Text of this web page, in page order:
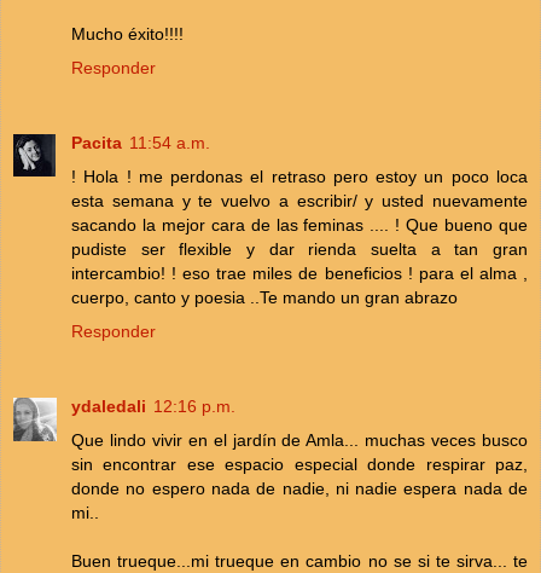
Mucho éxito!!!!
Responder
Pacita 11:54 a.m.
! Hola ! me perdonas el retraso pero estoy un poco loca
esta semana y te vuelvo a escribir/ y usted nuevamente
sacando la mejor cara de las feminas .... ! Que bueno que
pudiste ser flexible y dar rienda suelta a tan gran
intercambio! ! eso trae miles de beneficios ! para el alma ,
cuerpo, canto y poesia ..Te mando un gran abrazo
Responder
ydaledali 12:16 p.m.
Que lindo vivir en el jardín de Amla... muchas veces busco
sin encontrar ese espacio especial donde respirar paz,
donde no espero nada de nadie, ni nadie espera nada de
mi..
Buen trueque...mi trueque en cambio no se si te sirva... te